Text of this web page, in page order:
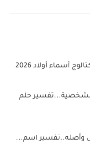
أسماء أولاد 2026
حلم
وأصله..تفسير اسم...